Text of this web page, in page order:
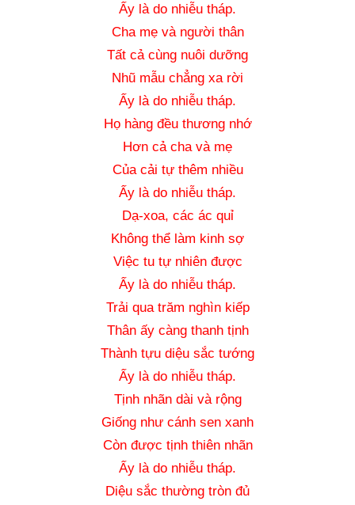
Ấy là do nhiễu tháp.
Cha mẹ và người thân
Tất cả cùng nuôi dưỡng
Nhũ mẫu chẳng xa rời
Ấy là do nhiễu tháp.
Họ hàng đều thương nhớ
Hơn cả cha và mẹ
Của cải tự thêm nhiều
Ấy là do nhiễu tháp.
Dạ-xoa, các ác quỉ
Không thể làm kinh sợ
Việc tu tự nhiên được
Ấy là do nhiễu tháp.
Trải qua trăm nghìn kiếp
Thân ấy càng thanh tịnh
Thành tựu diệu sắc tướng
Ấy là do nhiễu tháp.
Tịnh nhãn dài và rộng
Giống như cánh sen xanh
Còn được tịnh thiên nhãn
Ấy là do nhiễu tháp.
Diệu sắc thường tròn đủ